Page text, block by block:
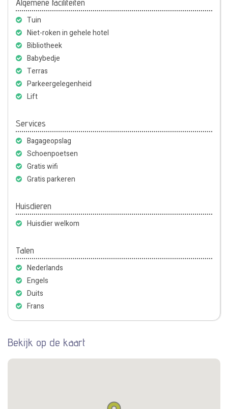
Tuin
Niet-roken in gehele hotel
Bibliotheek
Babybedje
Terras
Parkeergelegenheid
Lift
Services
Bagageopslag
Schoenpoetsen
Gratis wifi
Gratis parkeren
Huisdieren
Huisdier welkom
Talen
Nederlands
Engels
Duits
Frans
Bekijk op de kaart